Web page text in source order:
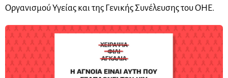
Οργανισμού Υγείας και της Γενικής Συνέλευσης του ΟΗΕ.